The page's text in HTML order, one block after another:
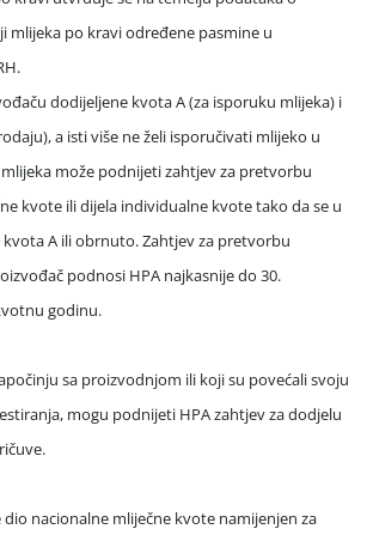
mlijeka po kravi određene pasmine u
dodijeljene kvota A (za isporuku mlijeka) i
a isti više ne želi isporučivati mlijeko u
može podnijeti zahtjev za pretvorbu
kvote ili dijela individualne kvote tako da se u
A ili obrnuto. Zahtjev za pretvorbu
podnosi HPA najkasnije do 30.
godinu.
sa proizvodnjom ili koji su povećali svoju
mogu podnijeti HPA zahtjev za dodjelu
nacionalne mliječne kvote namijenjen za